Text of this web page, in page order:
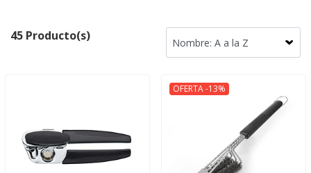
45 Producto(s)
OFERTA -13%